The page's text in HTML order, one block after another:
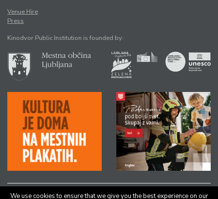
Venue Hire
Press
Kinodvor Public Institution is founded by:
We use cookies to ensure that we give you the best experience on our